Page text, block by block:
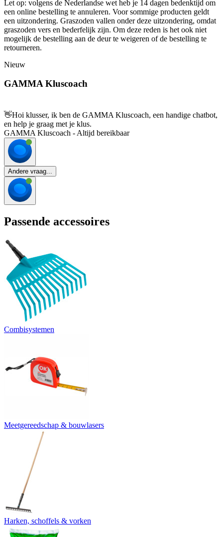
Let op: volgens de Nederlandse wet heb je 14 dagen bedenktijd om
een online bestelling te annuleren. Voor sommige producten geldt
een uitzondering. Graszoden vallen onder deze uitzondering, omdat
graszoden vers en bederfelijk zijn. Om deze reden is het ook niet
mogelijk de bestelling aan de deur te weigeren of de bestelling te
retourneren.
Nieuw
GAMMA Kluscoach
👋Hoi klusser, ik ben de GAMMA Kluscoach, een handige chatbot,
en help je graag met je klus.
GAMMA Kluscoach - Altijd bereikbaar
Andere vraag...
Passende accessoires
Combisystemen
Meetgereedschap & bouwlasers
Harken, schoffels & vorken